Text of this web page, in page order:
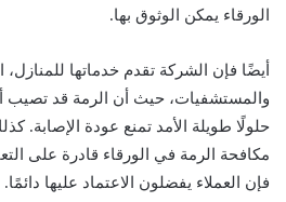
الورقاء يمكن الوثوق بها.
أيضًا فإن الشركة تقدم خدماتها
والمستشفيات، حيث أن الرمة قد تصيب
حلولًا طويلة الأمد تمنع عودة الإصابة.
مكافحة الرمة في الورقاء قادرة على
فإن العملاء يفضلون الاعتماد عليها دائمًا.